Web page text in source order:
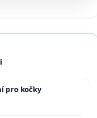
pro kočky